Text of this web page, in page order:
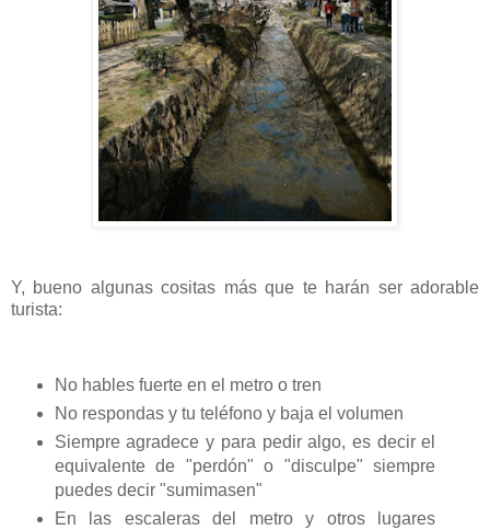
Y, bueno algunas cositas más que te harán ser adorable
turista:
No hables fuerte en el metro o tren
No respondas y tu teléfono y baja el volumen
Siempre agradece y para pedir algo, es decir el
equivalente de "perdón" o "disculpe" siempre
puedes decir "sumimasen"
En las escaleras del metro y otros lugares